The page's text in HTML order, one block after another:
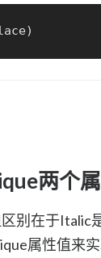
两个属
别在于Italic
属性值来